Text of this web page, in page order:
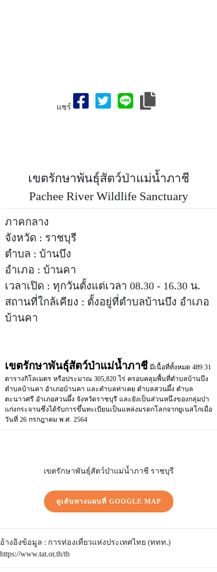
แชร์
เขตรักษาพันธุ์สัตว์ป่าแม่น้ำภาชี
Pachee River Wildlife Sanctuary
ภาคกลาง
จังหวัด : ราชบุรี
ตำบล : บ้านบึง
อำเภอ : บ้านคา
เวลาเปิด : ทุกวันตั้งแต่เวลา 08.30 - 16.30 น.
สถานที่ใกล้เคียง : ตั้งอยู่ที่ตำบลบ้านบึง อำเภอ
บ้านคา
เขตรักษาพันธุ์สัตว์ป่าแม่น้ำภาชี มีเนื้อที่ทั้งหมด 489.31
ตารางกิโลเมตร หรือประมาณ 305,820 ไร่ ครอบคลุมพื้นที่ตำบลบ้านบึง
ตำบลบ้านคา อำเภอบ้านคา และตำบลท่าเคย ตำบลสวนผึ้ง ตำบล
ตะนาวศรี อำเภอสวนผึ้ง จังหวัดราชบุรี และยังเป็นส่วนหนึ่งของกลุ่มป่า
แก่งกระจานซึ่งได้รับการขึ้นทะเบียนเป็นแหล่งมรดกโลกจากยูเนสโกเมื่อ
วันที่ 26 กรกฎาคม พ.ศ. 2564
เขตรักษาพันธุ์สัตว์ป่าแม่น้ำภาชี ราชบุรี
ดูเส้นทางแผนที่ GOOGLE MAP
อ้างอิงข้อมูล : การท่องเที่ยวแห่งประเทศไทย (ททท.)
https://www.tat.or.th/th